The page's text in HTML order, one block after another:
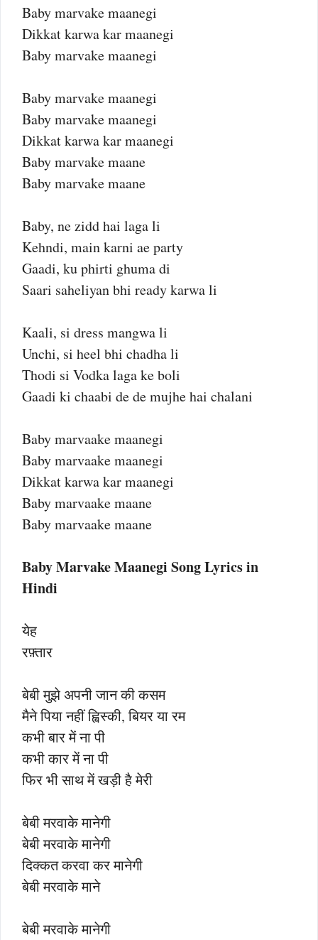
Baby marvake maanegi
Dikkat karwa kar maanegi
Baby marvake maanegi
Baby marvake maanegi
Baby marvake maanegi
Dikkat karwa kar maanegi
Baby marvake maane
Baby marvake maane
Baby, ne zidd hai laga li
Kehndi, main karni ae party
Gaadi, ku phirti ghuma di
Saari saheliyan bhi ready karwa li
Kaali, si dress mangwa li
Unchi, si heel bhi chadha li
Thodi si Vodka laga ke boli
Gaadi ki chaabi de de mujhe hai chalani
Baby marvaake maanegi
Baby marvaake maanegi
Dikkat karwa kar maanegi
Baby marvaake maane
Baby marvaake maane
Baby Marvake Maanegi Song Lyrics in
Hindi
येह
रफ़्तार
बेबी मुझे अपनी जान की कसम
मैने पिया नहीं ह्विस्की, बियर या रम
कभी बार में ना पी
कभी कार में ना पी
फिर भी साथ में खड़ी है मेरी
बेबी मरवाके मानेगी
बेबी मरवाके मानेगी
दिक्कत करवा कर मानेगी
बेबी मरवाके माने
बेबी मरवाके मानेगी